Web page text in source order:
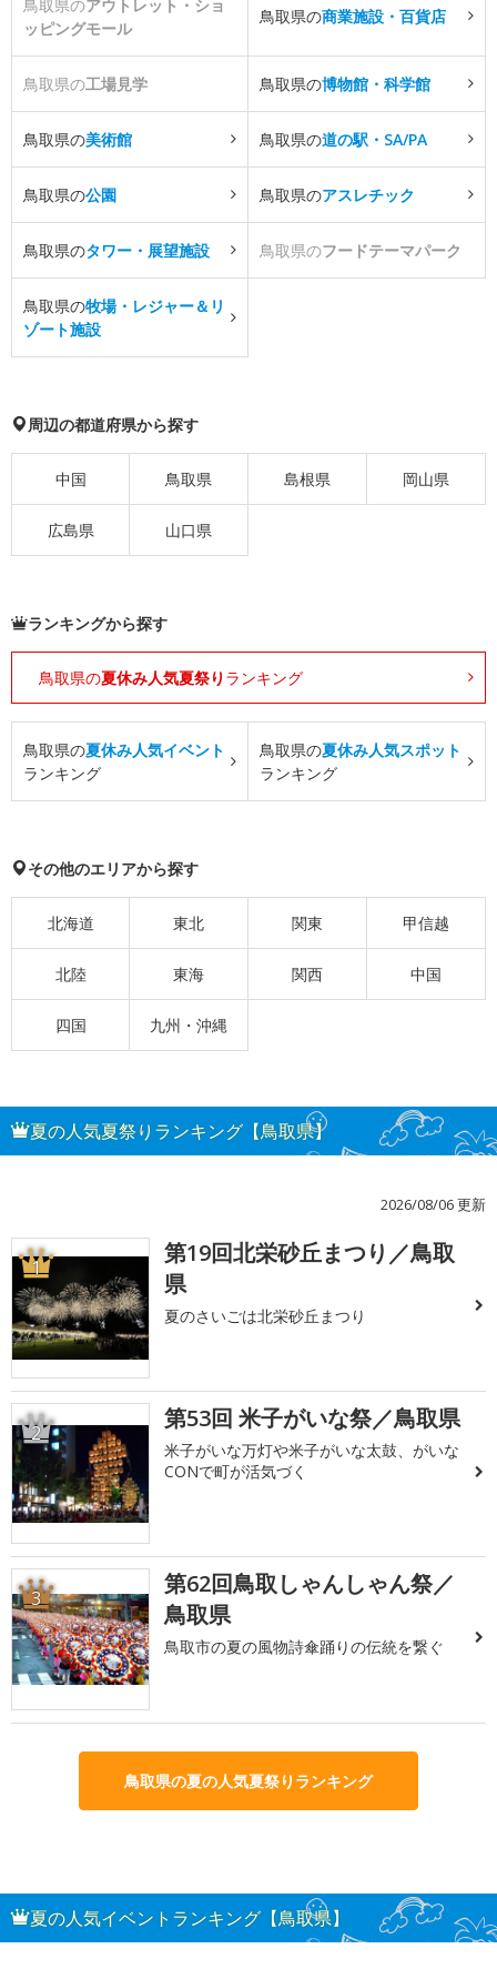
鳥取県のアウトレット・ショ
ッピングモール
鳥取県の商業施設・百貨店
鳥取県の工場見学 鳥取県の博物館・科学館
鳥取県の美術館 鳥取県の道の駅・SA/PA
鳥取県の公園 鳥取県のアスレチック
鳥取県のタワー・展望施設 鳥取県のフードテーマパーク
鳥取県の牧場・レジャー＆リ
ゾート施設
周辺の都道府県から探す
中国 鳥取県 島根県 岡山県
広島県 山口県
ランキングから探す
鳥取県の夏休み人気夏祭り ランキング
鳥取県の夏休み人気イベント
ランキング
鳥取県の夏休み人気スポット
ランキング
その他のエリアから探す
北海道 東北 関東 甲信越
北陸 東海 関西 中国
四国 九州・沖縄
夏の人気夏祭りランキング【鳥取県】
2026/08/06 更新
1
第19回北栄砂丘まつり／鳥取
県
夏のさいごは北栄砂丘まつり
2 第53回 米子がいな祭／鳥取県
米子がいな万灯や米子がいな太鼓、がいな
CONで町が活気づく
3
第62回鳥取しゃんしゃん祭／
鳥取県
鳥取市の夏の風物詩傘踊りの伝統を繋ぐ
鳥取県の夏の人気夏祭りランキング
夏の人気イベントランキング【鳥取県】